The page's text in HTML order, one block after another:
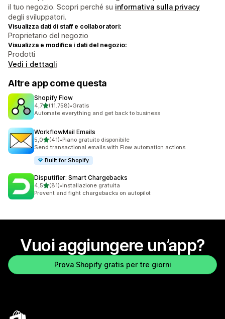
il tuo negozio. Scopri perché su informativa sulla privacy
degli sviluppatori.
Visualizza dati di staff e collaboratori:
Proprietario del negozio
Visualizza e modifica i dati del negozio:
Prodotti
Vedi i dettagli
Altre app come questa
Shopify Flow
4,7stelle su 5
(11.758)
11758 recensioni totali
•Gratis
Automate everything and get back to business
WorkflowMail Emails
5,0stelle su 5
(41)
41 recensioni totali
•Piano gratuito disponibile
Send transactional emails with Flow automation actions
Built for Shopify
Disputifier: Smart Chargebacks
4,5stelle su 5
(81)
81 recensioni totali
•Installazione gratuita
Prevent and fight chargebacks on autopilot
Vuoi aggiungere un’app?
Prova Shopify gratis per tre giorni